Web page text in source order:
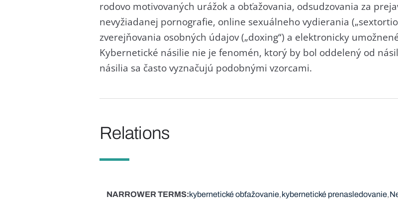
rodovo motivovaných urážok a obťažovania, odsudzovania za
nevyžiadanej pornografie, online sexuálneho vydierania
zverejňovania osobných údajov („doxing“) a elektronicky
Kybernetické násilie nie je fenomén, ktorý by bol oddelený od
násilia sa často vyznačujú podobnými vzorcami.
Relations
NARROWER TERMS kybernetické obťažovanie kybernetické prenasledovanie